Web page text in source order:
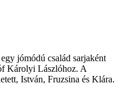
jómódú család sarjaként
Károlyi Lászlóhoz. A
István, Fruzsina és Klára.